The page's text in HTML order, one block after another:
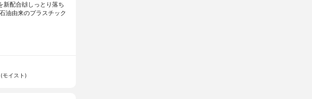
新配合🙌しっとり落ち
油由来のプラスチック
モイスト)